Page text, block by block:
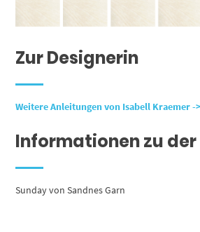
Zur Designerin
Weitere Anleitungen von Isabell Kraemer ->
Informationen zu
Sunday von Sandnes Garn